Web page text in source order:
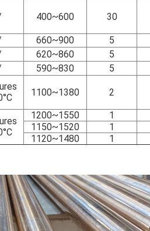
400~600 30
660~900 5
620~860 5
590~830 5
1100~1380 2
1200~1550 1
1150~1520 1
1120~1480 1